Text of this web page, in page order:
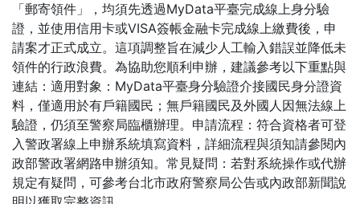
「郵寄領件」，均須先透過MyData平臺完成線上身分驗
證，並使用信用卡或VISA簽帳金融卡完成線上繳費後，申
請案才正式成立。這項調整旨在減少人工輸入錯誤並降低未
領件的行政浪費。為協助您順利申辦，建議參考以下重點與
連結：適用對象：MyData平臺身分驗證介接國民身分證資
料，僅適用於有戶籍國民；無戶籍國民及外國人因無法線上
驗證，仍須至警察局臨櫃辦理。申請流程：符合資格者可登
入警政署線上申辦系統填寫資料，詳細流程與須知請參閱內
政部警政署網路申辦須知。常見疑問：若對系統操作或代辦
規定有疑問，可參考台北市政府警察局公告或內政部新聞說